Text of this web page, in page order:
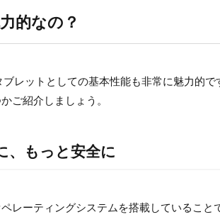
的なの？
レットとしての基本性能も非常に魅力的
ご紹介しましょう。
、もっと安全に
レーティングシステムを搭載していること